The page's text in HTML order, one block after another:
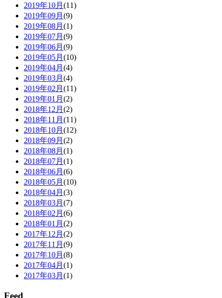
2019年10月 (11)
2019年09月 (9)
2019年08月 (1)
2019年07月 (9)
2019年06月 (9)
2019年05月 (10)
2019年04月 (4)
2019年03月 (4)
2019年02月 (11)
2019年01月 (2)
2018年12月 (2)
2018年11月 (11)
2018年10月 (12)
2018年09月 (2)
2018年08月 (1)
2018年07月 (1)
2018年06月 (6)
2018年05月 (10)
2018年04月 (3)
2018年03月 (7)
2018年02月 (6)
2018年01月 (2)
2017年12月 (2)
2017年11月 (9)
2017年10月 (8)
2017年04月 (1)
2017年03月 (1)
Feed